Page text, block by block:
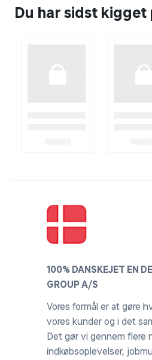
Du har sidst kigget
100% DANSKEJET EN
GROUP A/S
Vores formål er at gøre
vores kunder og i det
Det gør vi gennem flere
indkøbsoplevelser,